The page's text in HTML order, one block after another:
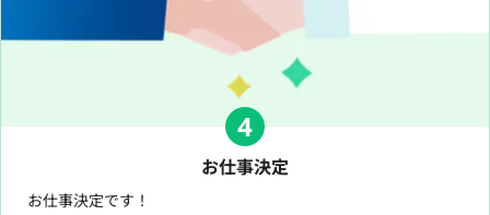
4
お仕事決定
お仕事決定です！